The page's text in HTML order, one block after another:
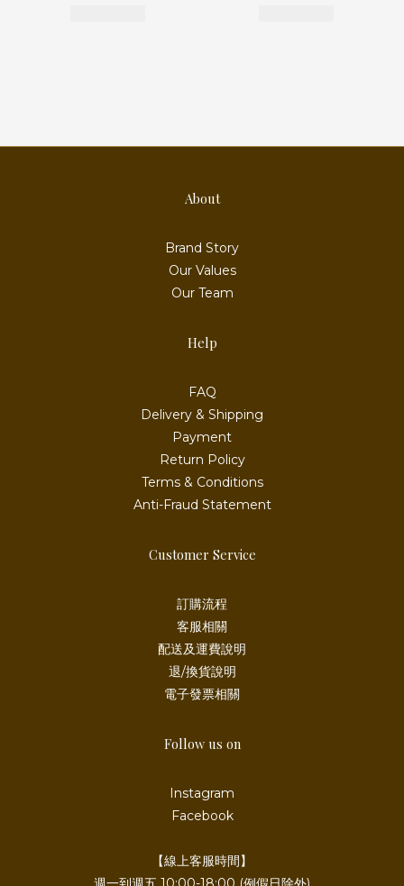
About
Brand Story
Our Values
Our Team
Help
FAQ
Delivery & Shipping
Payment
Return Policy
Terms & Conditions
Anti-Fraud Statement
Customer Service
訂購流程
客服相關
配送及運費說明
退/換貨說明
電子發票相關
Follow us on
Instagram
Facebook
【線上客服時間】